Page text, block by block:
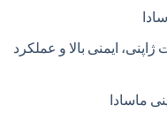
ایمنی بالا و عملکرد
ماسادا